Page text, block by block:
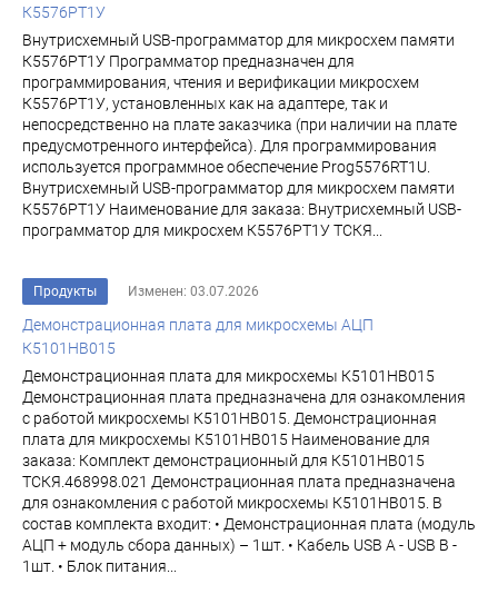
К5576РТ1У
Внутрисхемный USB-программатор для микросхем памяти
К5576РТ1У Программатор предназначен для
программирования, чтения и верификации микросхем
К5576РТ1У, установленных как на адаптере, так и
непосредственно на плате заказчика (при наличии на плате
предусмотренного интерфейса). Для программирования
используется программное обеспечение Prog5576RT1U.
Внутрисхемный USB-программатор для микросхем памяти
К5576РТ1У Наименование для заказа: Внутрисхемный USB-
программатор для микросхем К5576РТ1У ТСКЯ...
Продукты Изменен: 03.07.2026
Демонстрационная плата для микросхемы АЦП
К5101НВ015
Демонстрационная плата для микросхемы К5101НВ015
Демонстрационная плата предназначена для ознакомления
с работой микросхемы К5101НВ015. Демонстрационная
плата для микросхемы К5101НВ015 Наименование для
заказа: Комплект демонстрационный для К5101НВ015
ТСКЯ.468998.021 Демонстрационная плата предназначена
для ознакомления с работой микросхемы К5101НВ015. В
состав комплекта входит: • Демонстрационная плата (модуль
АЦП + модуль сбора данных) – 1шт. • Кабель USB A - USB B -
1шт. • Блок питания...